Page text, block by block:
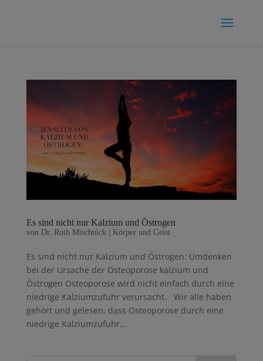
Es sind nicht nur Kalzium und Östrogen
von Dr. Ruth Mischnick Körper und Geist
Es sind nicht nur Kalzium und Östrogen: Umdenken
bei der Ursache der Osteoporose kalzium und
Östrogen Osteoporose wird nicht einfach durch eine
niedrige Kalziumzufuhr verursacht. Wir alle haben
gehört und gelesen, dass Osteoporose durch eine
niedrige Kalziumzufuhr...